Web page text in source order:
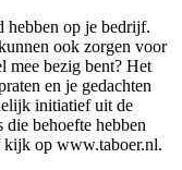
hebben op je bedrijf.
ook zorgen voor
mee bezig bent? Het
en je gedachten
initiatief uit de
die behoefte hebben
kijk op www.taboer.nl.